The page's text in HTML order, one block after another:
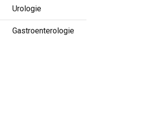
Urologie
Gastroenterologie